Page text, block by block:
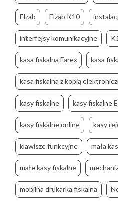
Elzab Elzab K10
interfejsy komunikacyjne
kasa fiskalna Farex kasa
kasa fiskalna z kopią
kasy fiskalne kasy fiskalne
kasy fiskalne online kasy
klawisze funkcyjne mała
małe kasy fiskalne
mobilna drukarka fiskalna